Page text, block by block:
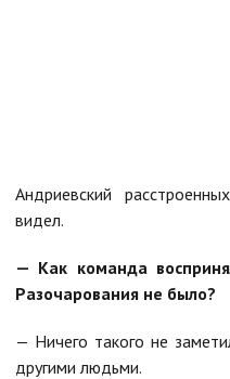
Андриевский
видел.
— Как команда
Разочарования не было?
— Ничего такого не
другими людьми.